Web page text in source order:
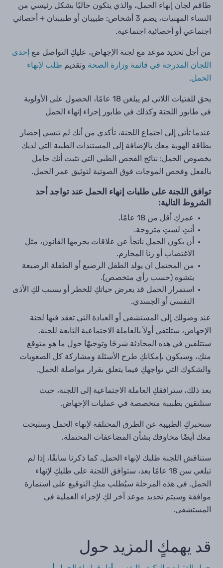
طاقم لجان إنهاء الحمل، والذي يتكون حاليًا بشكل رئيسي من
النساء المهنيات، يضم 3 أشخاص: طبيبان أو طبيبتان + أخصائي
اجتماعي أو أخصائية اجتماعية.
من أجل تحديد موعد مع لجنة الإجهاض، عليكِ التواصل مع إحدى
اللجان المدرجة في قائمة وزارة الصحة وتقديم طلب لإنهاء
الحمل.
يحق للفتيات اللاتي لم يبلغن 18 عامًا، الحصول على الأولوية
في طابور اللجنة وكذلك في طابور إجراء إنهاء الحمل
عندما تأتي إلى اجتماع اللجنة، تأكدي من أنك لم تنسي إحضار
بطاقة الهوية معك بالإضافة إلى المستندات الطبية التي لديك
بخصوص الحمل: نتائج الفحص الطبي التي تثبت أنك حامل
بالفعل وفحص الموجات فوق الصوتية لتوثيق عمر الحمل.
توافق اللجنة على طلبات إنهاء الحمل عند تواجد أحد
الشروط التالية:
عمركِ أقل من 18 عامًا.
أنتِ لستِ متزوجة.
أن يكون الحمل ناتجاً عن علاقات يحرمها القانون، مثل
الاغتصاب أو زنا المحارم.
من المحتمل ان يولد الطفل الرضيع أو الطفلة الرضيعة
بتشوه (حسب رأي متخصص).
استمرار الحمل قد يعرض حياتكِ للخطر أو يسبب لكِ الأذى
النفسي أو الجسدي.
عند وصولك إلى المستشفى أو العيادة التي تعقد فيها لجنة
الإجهاض، ستلتقي أولاً بالعاملة الاجتماعية التابعة للجنة.
ستتلقين في هذه المحادثة شرحًا وتوجيهًا حول ما هو متوقع
منكِ، وسيكون بإمكانكِ طرح الأسئلة ومشاركة كل الصعوبات
والشكوك التي تواجهكِ فيما يتعلق بقرار مواصلة الحمل.
بعد ذلك، سترافقكِ العاملة الاجتماعية إلى اللجنة، حيث
ستلتقين بطبيبة متخصصة في عمليات الإجهاض.
ستخبركِ الطبيبة عن الطرق المختلفة لإنهاء الحمل وستبحث
معك أيضًا مخاوفك بشأن المضاعفات المحتملة.
ستناقش اللجنة طلبك لإنهاء الحمل. كما ذكرنا سابقًا، إذا لم
تبلغي سن 18 عامًا بعد، ستوافق اللجنة على طلبكِ لإنهاء
الحمل. في هذه المرحلة سيُطلب منكِ التوقيع على استمارة
موافقة وسيتم تحديد موعد آخر لكِ لإجراء العملية في
المستشفى.
قد يهمكٍ المزيد حول